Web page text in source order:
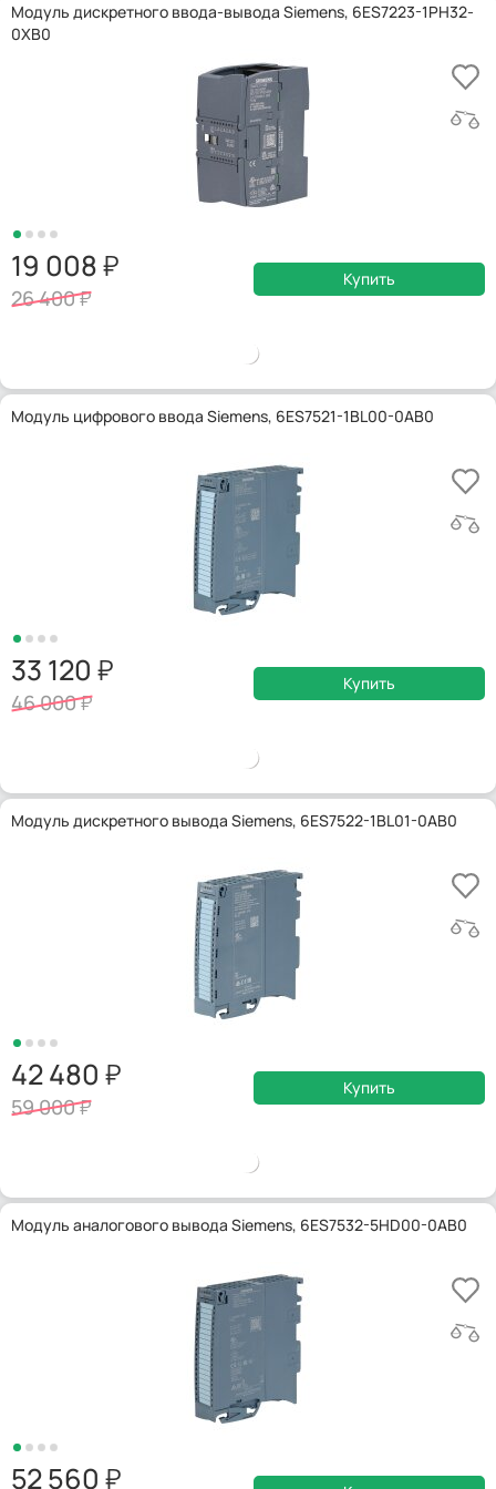
Модуль дискретного ввода-вывода Siemens, 6ES7223-1PH32-
0XB0
19 008
26 400
Купить
Модуль цифрового ввода Siemens, 6ES7521-1BL00-0AB0
33 120
46 000
Купить
Модуль дискретного вывода Siemens, 6ES7522-1BL01-0AB0
42 480
59 000
Купить
Модуль аналогового вывода Siemens, 6ES7532-5HD00-0AB0
52 560